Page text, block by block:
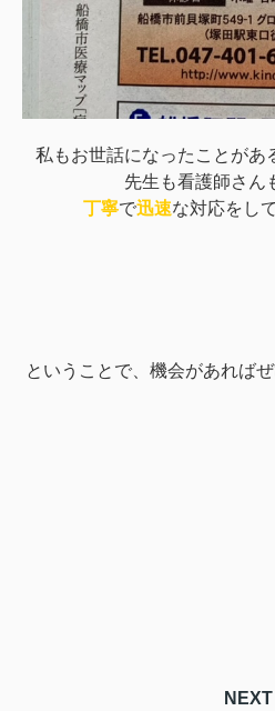
私もお世話になったことがあ
先生も看護師さん
丁寧で迅速な対応をし
ということで、機会があれば
NEXT